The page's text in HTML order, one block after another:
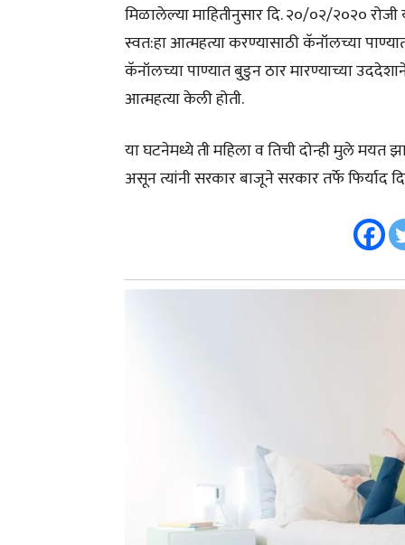
मिळालेल्या माहितीनुसार दि. २०/०२/२०२०
स्वत:हा आत्महत्या करण्यासाठी कॅनॉलच्या
कॅनॉलच्या पाण्यात बुडुन ठार मारण्याच्या
आत्महत्या केली होती.
या घटनेमध्ये ती महिला व तिची दोन्ही मुले मयत
असून त्यांनी सरकार बाजूने सरकार तर्फे फिर्याद